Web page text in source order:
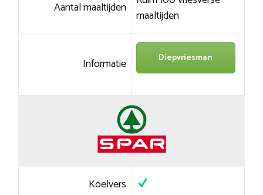
Aantal maaltijden maaltijden
Informatie Diepvriesman
Koelvers